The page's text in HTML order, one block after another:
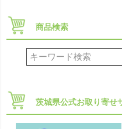
商品検索
茨城県公式お取り寄せ